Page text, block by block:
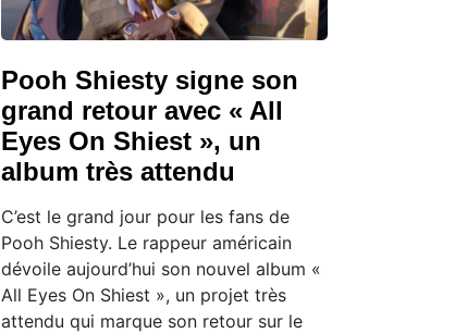
Pooh Shiesty signe son
grand retour avec « All
Eyes On Shiest », un
album très attendu
C’est le grand jour pour les fans de
Pooh Shiesty. Le rappeur américain
dévoile aujourd’hui son nouvel album «
All Eyes On Shiest », un projet très
attendu qui marque son retour sur le